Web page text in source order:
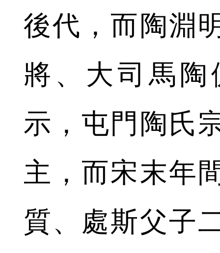
後代，而陶淵
將、大司馬
示，屯門陶氏
主，而宋末年
質、處斯父子